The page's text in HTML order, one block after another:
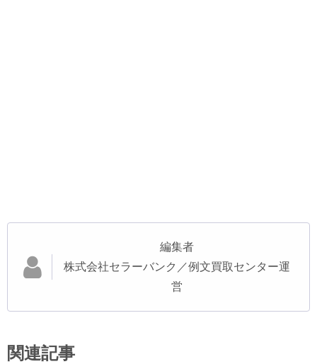
編集者
株式会社セラーバンク／例文買取センター運
営
関連記事